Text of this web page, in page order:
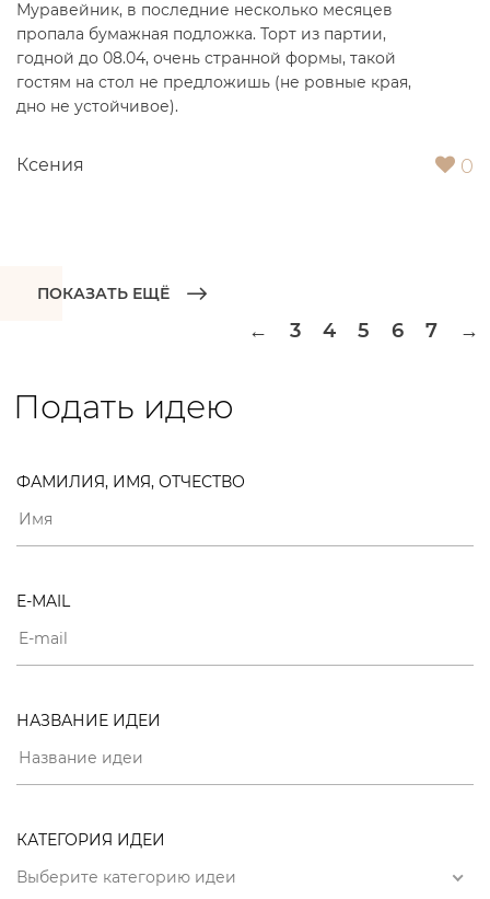
Муравейник, в последние несколько месяцев
пропала бумажная подложка. Торт из партии,
годной до 08.04, очень странной формы, такой
гостям на стол не предложишь (не ровные края,
дно не устойчивое).
Ксения 0
ПОКАЗАТЬ ЕЩЁ
← 3 4 5 6 7 →
Подать идею
ФАМИЛИЯ, ИМЯ, ОТЧЕСТВО
E-MAIL
НАЗВАНИЕ ИДЕИ
КАТЕГОРИЯ ИДЕИ
Выберите категорию идеи